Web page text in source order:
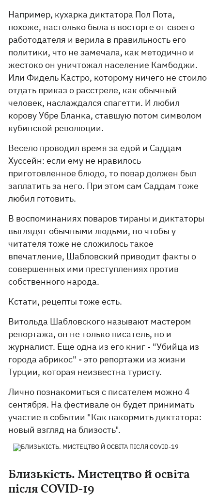
Например, кухарка диктатора Пол Пота,
похоже, настолько была в восторге от своего
работодателя и верила в правильность его
политики, что не замечала, как методично и
жестоко он уничтожал население Камбоджи.
Или Фидель Кастро, которому ничего не стоило
отдать приказ о расстреле, как обычный
человек, наслаждался спагетти. И любил
корову Убре Бланка, ставшую потом символом
кубинской революции.
Весело проводил время за едой и Саддам
Хуссейн: если ему не нравилось
приготовленное блюдо, то повар должен был
заплатить за него. При этом сам Саддам тоже
любил готовить.
В воспоминаниях поваров тираны и диктаторы
выглядят обычными людьми, но чтобы у
читателя тоже не сложилось такое
впечатление, Шабловский приводит факты о
совершенных ими преступлениях против
собственного народа.
Кстати, рецепты тоже есть.
Витольда Шабловского называют мастером
репортажа, он не только писатель, но и
журналист. Еще одна из его книг - "Убийца из
города абрикос" - это репортажи из жизни
Турции, которая неизвестна туристу.
Лично познакомиться с писателем можно 4
сентября. На фестивале он будет принимать
участие в событии "Как накормить диктатора:
новый взгляд на близость".
Близькість. Мистецтво й освіта
після COVID-19